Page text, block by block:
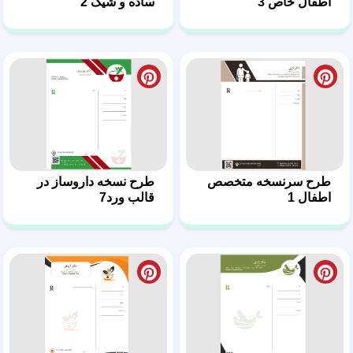
داروساز مدرن11
سرنسخه داروسازی شیک
و استاندارد 10
طرح سرنسخه داروسازی